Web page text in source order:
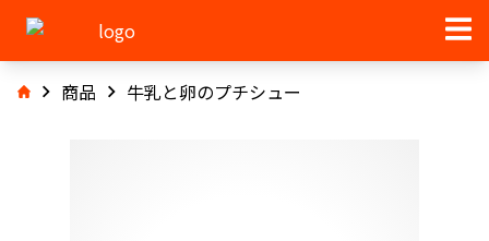
商品 牛乳と卵のプチシュー